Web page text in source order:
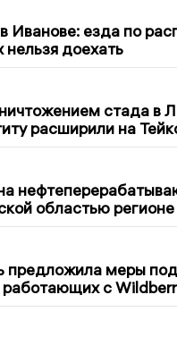
езда по
нельзя доехать
стада в
расширили на
областью
предложила меры
с